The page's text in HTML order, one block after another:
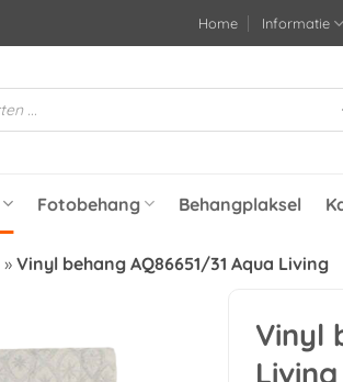
Home Informatie
Fotobehang Behangplaksel
» Vinyl behang AQ86651/31 Aqua Living
Vinyl
Living